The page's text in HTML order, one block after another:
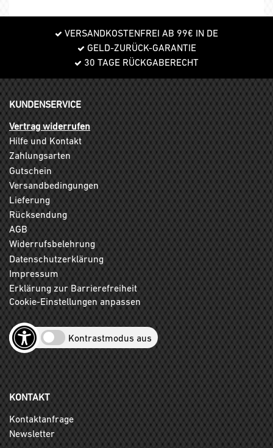
VERSANDKOSTENFREI AB 99€ IN DE
GELD-ZURÜCK-GARANTIE
30 TAGE RÜCKGABERECHT
KUNDENSERVICE
Vertrag widerrufen
Hilfe und Kontakt
Zahlungsarten
Gutschein
Versandbedingungen
Lieferung
Rücksendung
AGB
Widerrufsbelehrung
Datenschutzerklärung
Impressum
Erklärung zur Barrierefreiheit
Cookie-Einstellungen anpassen
Kontrastmodus aus
KONTAKT
Kontaktanfrage
Newsletter